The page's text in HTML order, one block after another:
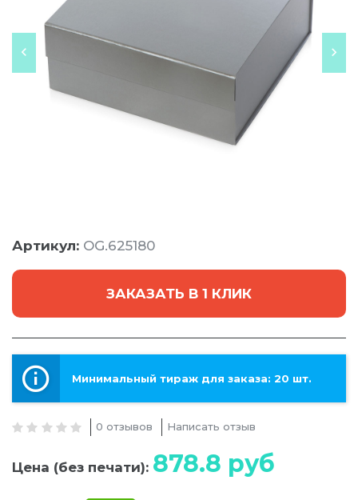
Артикул: OG.625180
ЗАКАЗАТЬ В 1 КЛИК
Минимальный тираж для заказа: 20 шт.
0 отзывов Написать отзыв
Цена (без печати): 878.8 руб